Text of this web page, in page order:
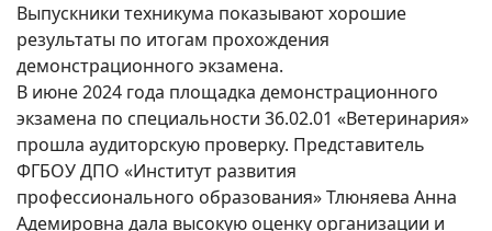
Выпускники техникума показывают хорошие
результаты по итогам прохождения
демонстрационного экзамена.
В июне 2024 года площадка демонстрационного
экзамена по специальности 36.02.01 «Ветеринария»
прошла аудиторскую проверку. Представитель
ФГБОУ ДПО «Институт развития
профессионального образования» Тлюняева Анна
Адемировна дала высокую оценку организации и